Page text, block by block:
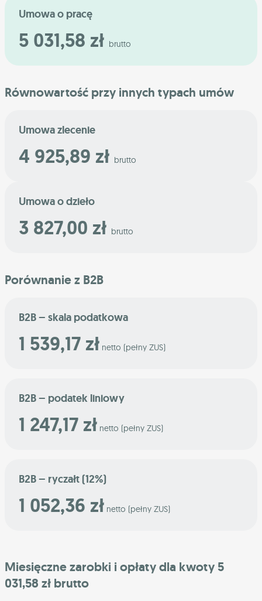
Umowa o pracę
5 031,58 zł brutto
Równowartość przy innych typach umów
Umowa zlecenie
4 925,89 zł brutto
Umowa o dzieło
3 827,00 zł brutto
Porównanie z B2B
B2B – skala podatkowa
1 539,17 zł netto (pełny ZUS)
B2B – podatek liniowy
1 247,17 zł netto (pełny ZUS)
B2B – ryczałt (12%)
1 052,36 zł netto (pełny ZUS)
Miesięczne zarobki i opłaty dla kwoty 5
031,58 zł brutto